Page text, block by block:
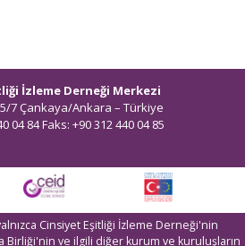
İzleme Derneği Merkezi
7 Çankaya/Ankara – Türkiye
04 84 Faks: +90 312 440 04 85
Cinsiyet Eşitliği İzleme Derneği'nin
ve ilgili diğer kurum ve kuruluşların